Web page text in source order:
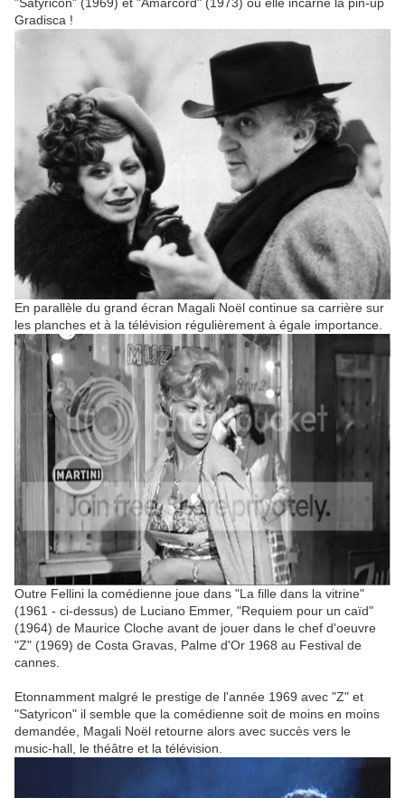
Gradisca !
En parallèle du grand écran Magali Noël continue sa carrière sur
les planches et à la télévision régulièrement à égale importance.
Outre Fellini la comédienne joue dans "La fille dans la vitrine"
(1961 - ci-dessus) de Luciano Emmer, "Requiem pour un caïd"
(1964) de Maurice Cloche avant de jouer dans le chef d'oeuvre
"Z" (1969) de Costa Gravas, Palme d'Or 1968 au Festival de
cannes.
Etonnamment malgré le prestige de l'année 1969 avec "Z" et
"Satyricon" il semble que la comédienne soit de moins en moins
demandée, Magali Noël retourne alors avec succès vers le
music-hall, le théâtre et la télévision.